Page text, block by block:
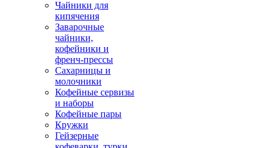
Чайники для
кипячения
Заварочные
чайники,
кофейники и
френч-прессы
Сахарницы и
молочники
Кофейные сервизы
и наборы
Кофейные пары
Кружки
Гейзерные